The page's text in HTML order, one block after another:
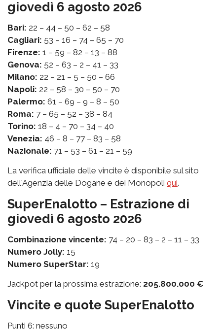
giovedì 6 agosto 2026
Bari: 22 – 44 – 50 – 62 – 58
Cagliari: 53 – 16 – 74 – 65 – 70
Firenze: 1 – 59 – 82 – 13 – 88
Genova: 52 – 63 – 2 – 41 – 33
Milano: 22 – 21 – 5 – 50 – 66
Napoli: 22 – 58 – 30 – 50 – 70
Palermo: 61 – 69 – 9 – 8 – 50
Roma: 7 – 65 – 52 – 38 – 84
Torino: 18 – 4 – 70 – 34 – 40
Venezia: 46 – 8 – 77 – 83 – 58
Nazionale: 71 – 53 – 61 – 21 – 59
La verifica ufficiale delle vincite è disponibile sul sito
dell'Agenzia delle Dogane e dei Monopoli qui.
SuperEnalotto – Estrazione di
giovedì 6 agosto 2026
Combinazione vincente: 74 – 20 – 83 – 2 – 11 – 33
Numero Jolly: 15
Numero SuperStar: 19
Jackpot per la prossima estrazione: 205.800.000 €
Vincite e quote SuperEnalotto
Punti 6: nessuno